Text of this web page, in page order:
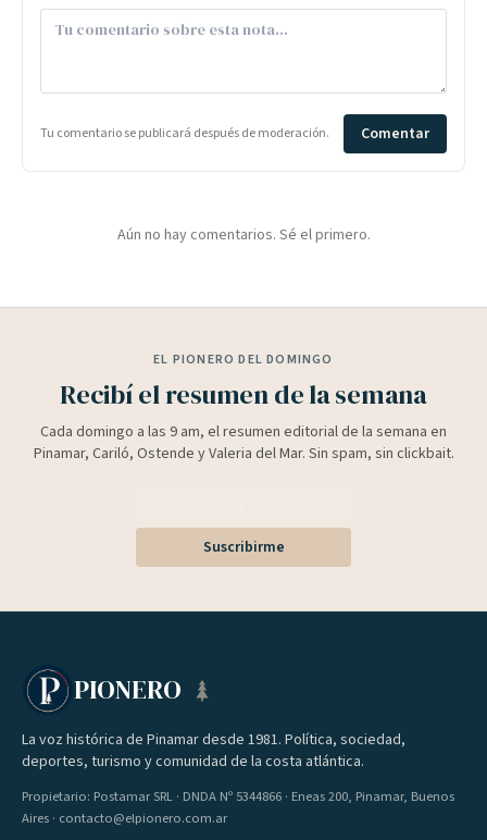
Tu comentario se publicará después de moderación. Comentar
Aún no hay comentarios. Sé el primero.
EL PIONERO DEL DOMINGO
Recibí el resumen de la semana
Cada domingo a las 9 am, el resumen editorial de la semana en
Pinamar, Cariló, Ostende y Valeria del Mar. Sin spam, sin clickbait.
Suscribirme
PIONERO
La voz histórica de Pinamar desde 1981. Política, sociedad,
deportes, turismo y comunidad de la costa atlántica.
Propietario: Postamar SRL · DNDA Nº 5344866 · Eneas 200, Pinamar, Buenos
Aires · contacto@elpionero.com.ar